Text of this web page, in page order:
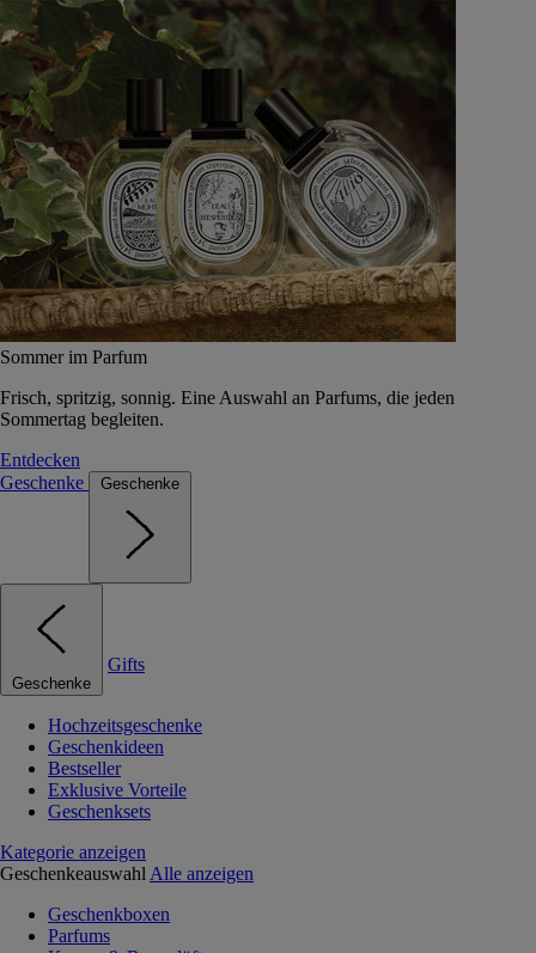
Sommer im Parfum
Frisch, spritzig, sonnig. Eine Auswahl an Parfums, die jeden
Sommertag begleiten.
Entdecken
Geschenke
Geschenke
Geschenke
Gifts
Hochzeitsgeschenke
Geschenkideen
Bestseller
Exklusive Vorteile
Geschenksets
Kategorie anzeigen
Geschenkeauswahl Alle anzeigen
Geschenkboxen
Parfums